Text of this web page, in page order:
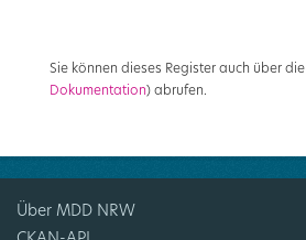
Sie können dieses Register auch über die
Dokumentation) abrufen.
Über MDD NRW